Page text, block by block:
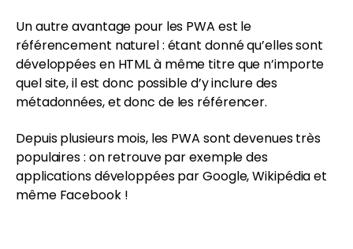
Un autre avantage pour les PWA est le
référencement naturel : étant donné qu’elles sont
développées en HTML à même titre que n’importe
quel site, il est donc possible d’y inclure des
métadonnées, et donc de les référencer.
Depuis plusieurs mois, les PWA sont devenues très
populaires : on retrouve par exemple des
applications développées par Google, Wikipédia et
même Facebook !